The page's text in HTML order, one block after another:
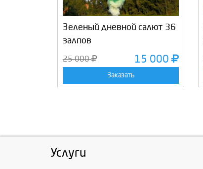
Зеленый дневной салют 36
залпов
25 000 15 000
Заказать
Услуги